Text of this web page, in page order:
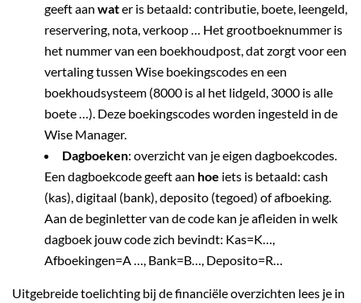
geeft aan water is betaald: contributie, boete, leengeld,
reservering, nota, verkoop … Het grootboeknummer is
het nummer van een boekhoudpost, dat zorgt voor een
vertaling tussen Wise boekingscodes en een
boekhoudsysteem (8000 is al het lidgeld, 3000 is alle
boete …). Deze boekingscodes worden ingesteld in de
Wise Manager.
Dagboeken: overzicht van je eigen dagboekcodes.
Een dagboekcode geeft aan hoe iets is betaald: cash
(kas), digitaal (bank), deposito (tegoed) of afboeking.
Aan de beginletter van de code kan je afleiden in welk
dagboek jouw code zich bevindt: Kas=K…,
Afboekingen=A …, Bank=B…, Deposito=R…
Uitgebreide toelichting bij de financiële overzichten lees je in